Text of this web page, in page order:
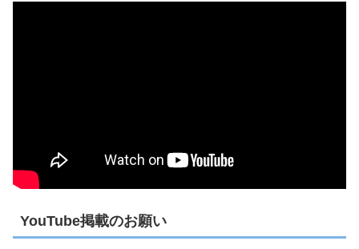
YouTube掲載のお願い